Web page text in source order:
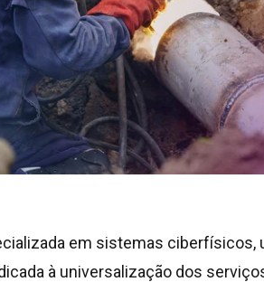
em sistemas ciberfísicos,
à universalização dos